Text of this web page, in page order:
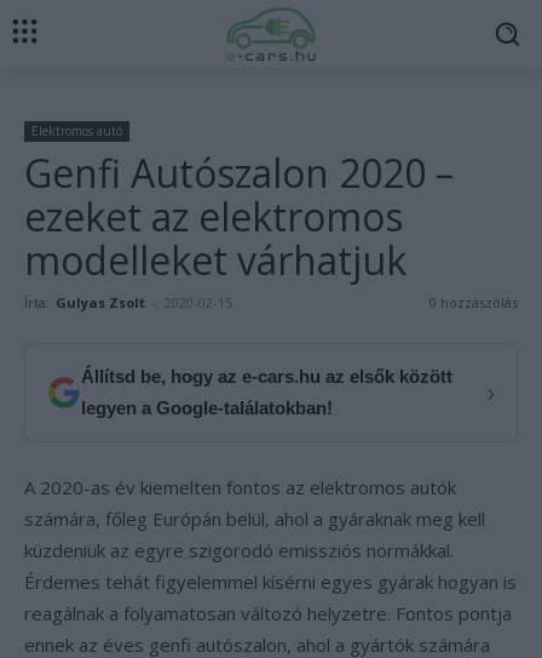
Elektromos autó
Genfi Autószalon 2020 –
ezeket az elektromos
modelleket várhatjuk
Írta: Gulyas Zsolt - 2020-02-15 0 hozzászólás
Állítsd be, hogy az e-cars.hu az elsők között
legyen a Google-találatokban!
›
A 2020-as év kiemelten fontos az elektromos autók
számára, főleg Európán belül, ahol a gyáraknak meg kell
küzdeniük az egyre szigorodó emissziós normákkal.
Érdemes tehát figyelemmel kísérni egyes gyárak hogyan is
reagálnak a folyamatosan változó helyzetre. Fontos pontja
ennek az éves genfi autószalon, ahol a gyártók számára